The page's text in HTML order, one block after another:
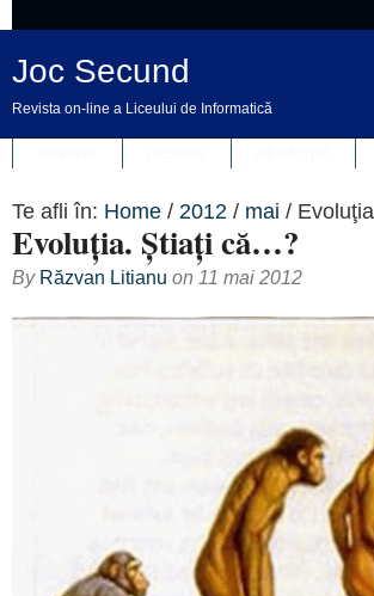
Joc Secund
Revista on-line a Liceului de Informatică
Te afli în: Home / 2012 / mai /
Evoluţia. Ştiaţi că…?
By Răzvan Litianu on 11 mai 2012